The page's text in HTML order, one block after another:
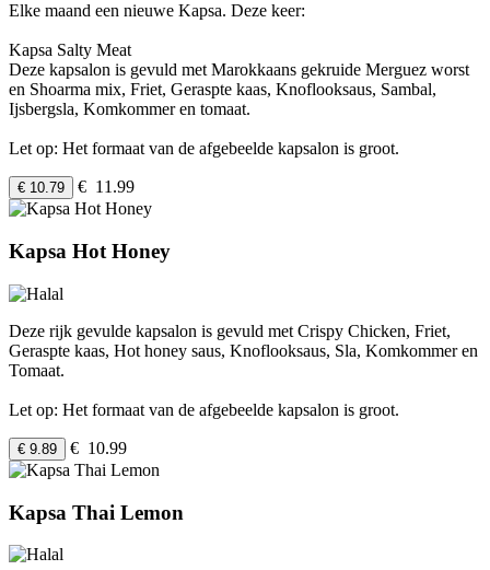
Elke maand een nieuwe Kapsa. Deze keer:
Kapsa Salty Meat
Deze kapsalon is gevuld met Marokkaans gekruide Merguez worst
en Shoarma mix, Friet, Geraspte kaas, Knoflooksaus, Sambal,
Ijsbergsla, Komkommer en tomaat.
Let op: Het formaat van de afgebeelde kapsalon is groot.
€ 10.79 € 11.99
Kapsa Hot Honey
Deze rijk gevulde kapsalon is gevuld met Crispy Chicken, Friet,
Geraspte kaas, Hot honey saus, Knoflooksaus, Sla, Komkommer en
Tomaat.
Let op: Het formaat van de afgebeelde kapsalon is groot.
€ 9.89 € 10.99
Kapsa Thai Lemon